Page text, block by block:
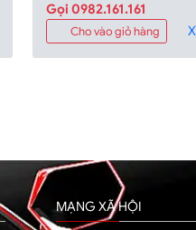
Gọi 0982.161.161
Cho vào giỏ hàng
MẠNG XÃ HỘI